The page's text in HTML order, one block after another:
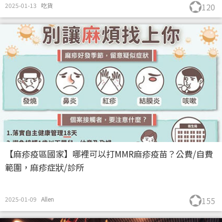
2025-01-13 吃貨 120
【麻疹疫區國家】哪裡可以打MMR麻疹疫苗？公費/自費
範圍，麻疹症狀/診所
2025-01-09 Allen 155